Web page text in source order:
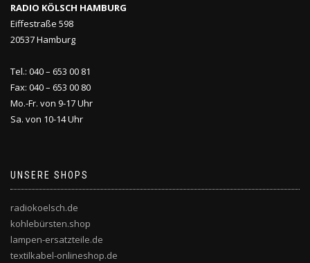
RADIO KÖLSCH HAMBURG
Eiffestraße 598
20537 Hamburg
Tel.: 040 – 653 00 81
Fax: 040 – 653 00 80
Mo.-Fr. von 9-17 Uhr
Sa. von 10-14 Uhr
UNSERE SHOPS
radiokoelsch.de
kohlebürsten.shop
lampen-ersatzteile.de
textilkabel-onlineshop.de